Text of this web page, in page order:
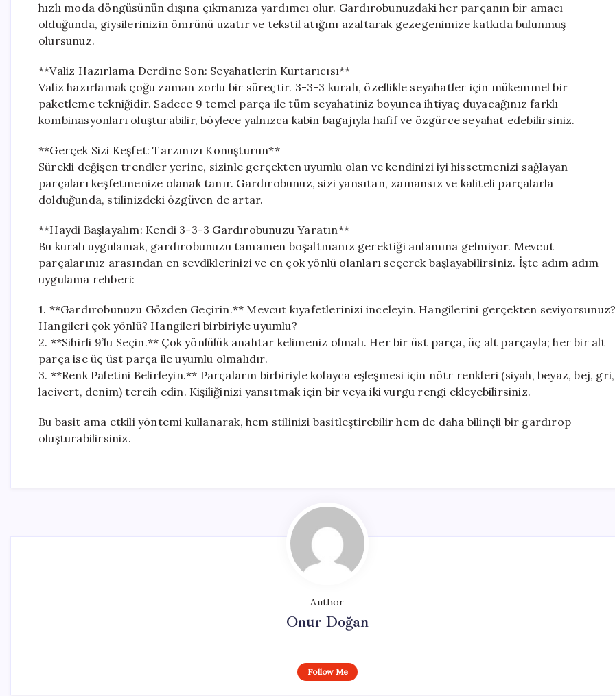
hızlı moda döngüsünün dışına çıkmanıza yardımcı olur. Gardırobunuzdaki her parçanın bir amacı
olduğunda, giysilerinizin ömrünü uzatır ve tekstil atığını azaltarak gezegenimize katkıda bulunmuş
olursunuz.
**Valiz Hazırlama Derdine Son: Seyahatlerin Kurtarıcısı**
Valiz hazırlamak çoğu zaman zorlu bir süreçtir. 3-3-3 kuralı, özellikle seyahatler için mükemmel bir
paketleme tekniğidir. Sadece 9 temel parça ile tüm seyahatiniz boyunca ihtiyaç duyacağınız farklı
kombinasyonları oluşturabilir, böylece yalnızca kabin bagajıyla hafif ve özgürce seyahat edebilirsiniz.
**Gerçek Sizi Keşfet: Tarzınızı Konuşturun**
Sürekli değişen trendler yerine, sizinle gerçekten uyumlu olan ve kendinizi iyi hissetmenizi sağlayan
parçaları keşfetmenize olanak tanır. Gardırobunuz, sizi yansıtan, zamansız ve kaliteli parçalarla
dolduğunda, stilinizdeki özgüven de artar.
**Haydi Başlayalım: Kendi 3-3-3 Gardırobunuzu Yaratın**
Bu kuralı uygulamak, gardırobunuzu tamamen boşaltmanız gerektiği anlamına gelmiyor. Mevcut
parçalarınız arasından en sevdiklerinizi ve en çok yönlü olanları seçerek başlayabilirsiniz. İşte adım adım
uygulama rehberi:
1. **Gardırobunuzu Gözden Geçirin.** Mevcut kıyafetlerinizi inceleyin. Hangilerini gerçekten
Hangileri çok yönlü? Hangileri birbiriyle uyumlu?
2. **Sihirli 9’lu Seçin.** Çok yönlülük anahtar kelimeniz olmalı. Her bir üst parça, üç alt parçayla; her bir alt
parça ise üç üst parça ile uyumlu olmalıdır.
3. **Renk Paletini Belirleyin.** Parçaların birbiriyle kolayca eşleşmesi için nötr renkleri (siyah, beyaz, bej, gri,
lacivert, denim) tercih edin. Kişiliğinizi yansıtmak için bir veya iki vurgu rengi ekleyebilirsiniz.
Bu basit ama etkili yöntemi kullanarak, hem stilinizi basitleştirebilir hem de daha bilinçli bir gardırop
oluşturabilirsiniz.
Author
Onur Doğan
Follow Me